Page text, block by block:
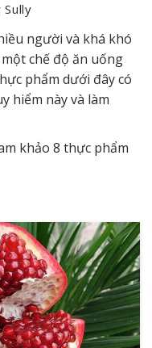
Sully
người và khá khó
chế độ ăn uống
phẩm dưới đây có
hiểm này và làm
khảo 8 thực phẩm